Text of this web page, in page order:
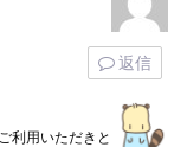
返信
利用いただきと